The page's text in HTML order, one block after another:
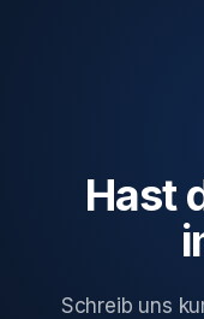
Hast
Schreib uns